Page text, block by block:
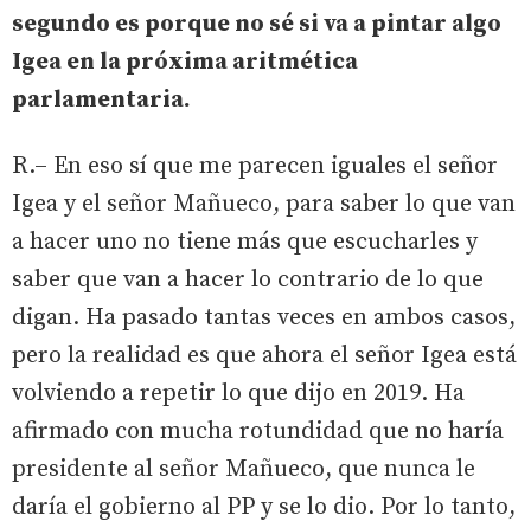
segundo es porque no sé si va a pintar algo
Igea en la próxima aritmética
parlamentaria.
R.– En eso sí que me parecen iguales el señor
Igea y el señor Mañueco, para saber lo que van
a hacer uno no tiene más que escucharles y
saber que van a hacer lo contrario de lo que
digan. Ha pasado tantas veces en ambos casos,
pero la realidad es que ahora el señor Igea está
volviendo a repetir lo que dijo en 2019. Ha
afirmado con mucha rotundidad que no haría
presidente al señor Mañueco, que nunca le
daría el gobierno al PP y se lo dio. Por lo tanto,